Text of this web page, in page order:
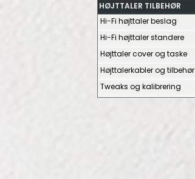
HØJTTALER TILBEHØR
Hi-Fi højttaler beslag
Hi-Fi højttaler standere
Højttaler cover og taske
Højttalerkabler og tilbehør
Tweaks og kalibrering